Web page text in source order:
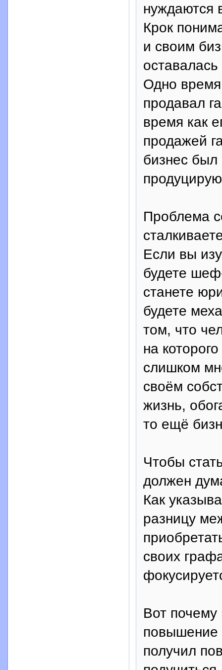
нуждаются
Крок
и своим
Одно
продавал
время как
продажей
бизнес был
Проблема
Если вы
будете
станете
будете
том, что
на
слишком
своём
жизнь,
то ещё
Чтобы
должен
Как
разницу
своих
Вот
повышение
получил